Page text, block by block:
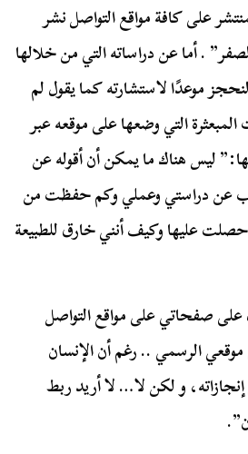
على كافة مواقع التواصل نشر
. أما عن دراساته التي من خلالها
موعدًا لاستشارته كما يقول لم
التي وضعها على موقعه عبر
ليس هناك ما يمكن أن أقوله عن
عن دراستي وعملي وكم حفظت من
حصلت عليها وكيف أنني خارق للطبيعة
صفحاتي على مواقع التواصل
الرسمي .. رغم أن الإنسان
و لكن لا… لا أريد ربط